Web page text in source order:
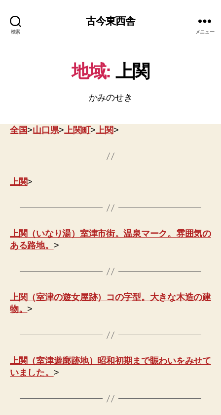
検索
古今東西舎
メニュー
地域: 上関
かみのせき
全国>山口県>上関町>上関>
上関>
上関（いなり湯）室津市街。温泉マーク。雰囲気の
ある路地。 >
上関（室津の遊女屋跡）コの字型。大きな木造の建
物。>
上関（室津遊廓跡地）昭和初期まで賑わいをみせて
いました。 >